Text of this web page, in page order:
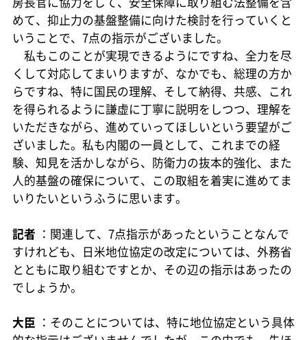
めて、抑止力の基盤整備に向けた検討を行っていくと
いうことで、7点の指示がございました。
私もこのことが実現できるようにですね、全力を尽
くして対応してまいりますが、なかでも、総理の方か
らですね、特に国民の理解、そして納得、共感、これ
を得られるように謙虚に丁寧に説明をしつつ、理解を
いただきながら、進めていってほしいという要望がご
ざいました。私も内閣の一員として、これまでの経
験、知見を活かしながら、防衛力の抜本的強化、また
人的基盤の確保について、この取組を着実に進めてま
いりたいというふうに思います。
記者 ：関連して、7点指示があったということなんで
すけれども、日米地位協定の改定については、外務省
とともに取り組むですとか、その辺の指示はあったの
でしょうか。
大臣 ：そのことについては、特に地位協定という具体